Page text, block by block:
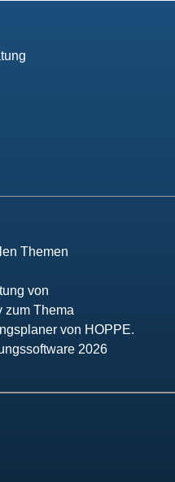
Themen
von
zum Thema
von HOPPE.
2026